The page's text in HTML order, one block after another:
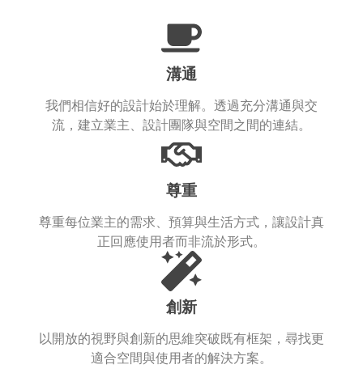
溝通
我們相信好的設計始於理解。透過充分溝通與交
流，建立業主、設計團隊與空間之間的連結。
尊重
尊重每位業主的需求、預算與生活方式，讓設計真
正回應使用者而非流於形式。
創新
以開放的視野與創新的思維突破既有框架，尋找更
適合空間與使用者的解決方案。